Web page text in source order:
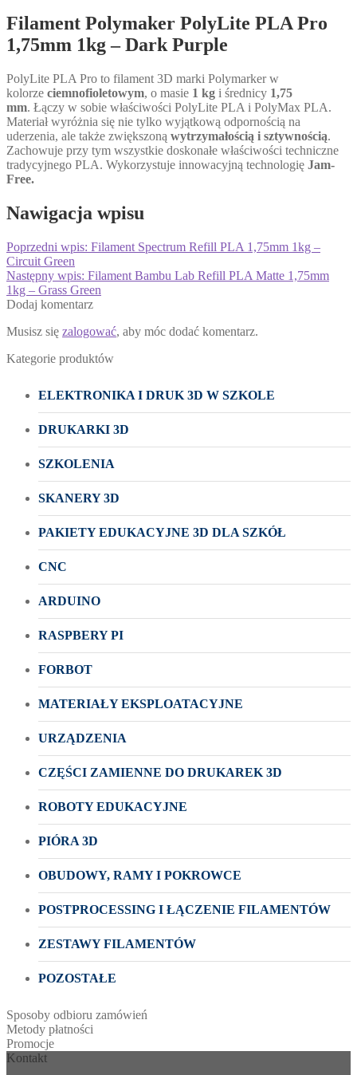
Filament Polymaker PolyLite PLA Pro
1,75mm 1kg – Dark Purple
PolyLite PLA Pro to filament 3D marki Polymarker w
kolorze ciemnofioletowym, o masie 1 kg i średnicy 1,75
mm. Łączy w sobie właściwości PolyLite PLA i PolyMax PLA.
Materiał wyróżnia się nie tylko wyjątkową odpornością na
uderzenia, ale także zwiększoną wytrzymałością i sztywnością.
Zachowuje przy tym wszystkie doskonałe właściwości techniczne
tradycyjnego PLA. Wykorzystuje innowacyjną technologię Jam-
Free.
Nawigacja wpisu
Poprzedni wpis: Filament Spectrum Refill PLA 1,75mm 1kg –
Circuit Green
Następny wpis: Filament Bambu Lab Refill PLA Matte 1,75mm
1kg – Grass Green
Dodaj komentarz
Musisz się zalogować, aby móc dodać komentarz.
Kategorie produktów
ELEKTRONIKA I DRUK 3D W SZKOLE
DRUKARKI 3D
SZKOLENIA
SKANERY 3D
PAKIETY EDUKACYJNE 3D DLA SZKÓŁ
CNC
ARDUINO
RASPBERY PI
FORBOT
MATERIAŁY EKSPLOATACYJNE
URZĄDZENIA
CZĘŚCI ZAMIENNE DO DRUKAREK 3D
ROBOTY EDUKACYJNE
PIÓRA 3D
OBUDOWY, RAMY I POKROWCE
POSTPROCESSING I ŁĄCZENIE FILAMENTÓW
ZESTAWY FILAMENTÓW
POZOSTAŁE
Sposoby odbioru zamówień
Metody płatności
Promocje
Kontakt